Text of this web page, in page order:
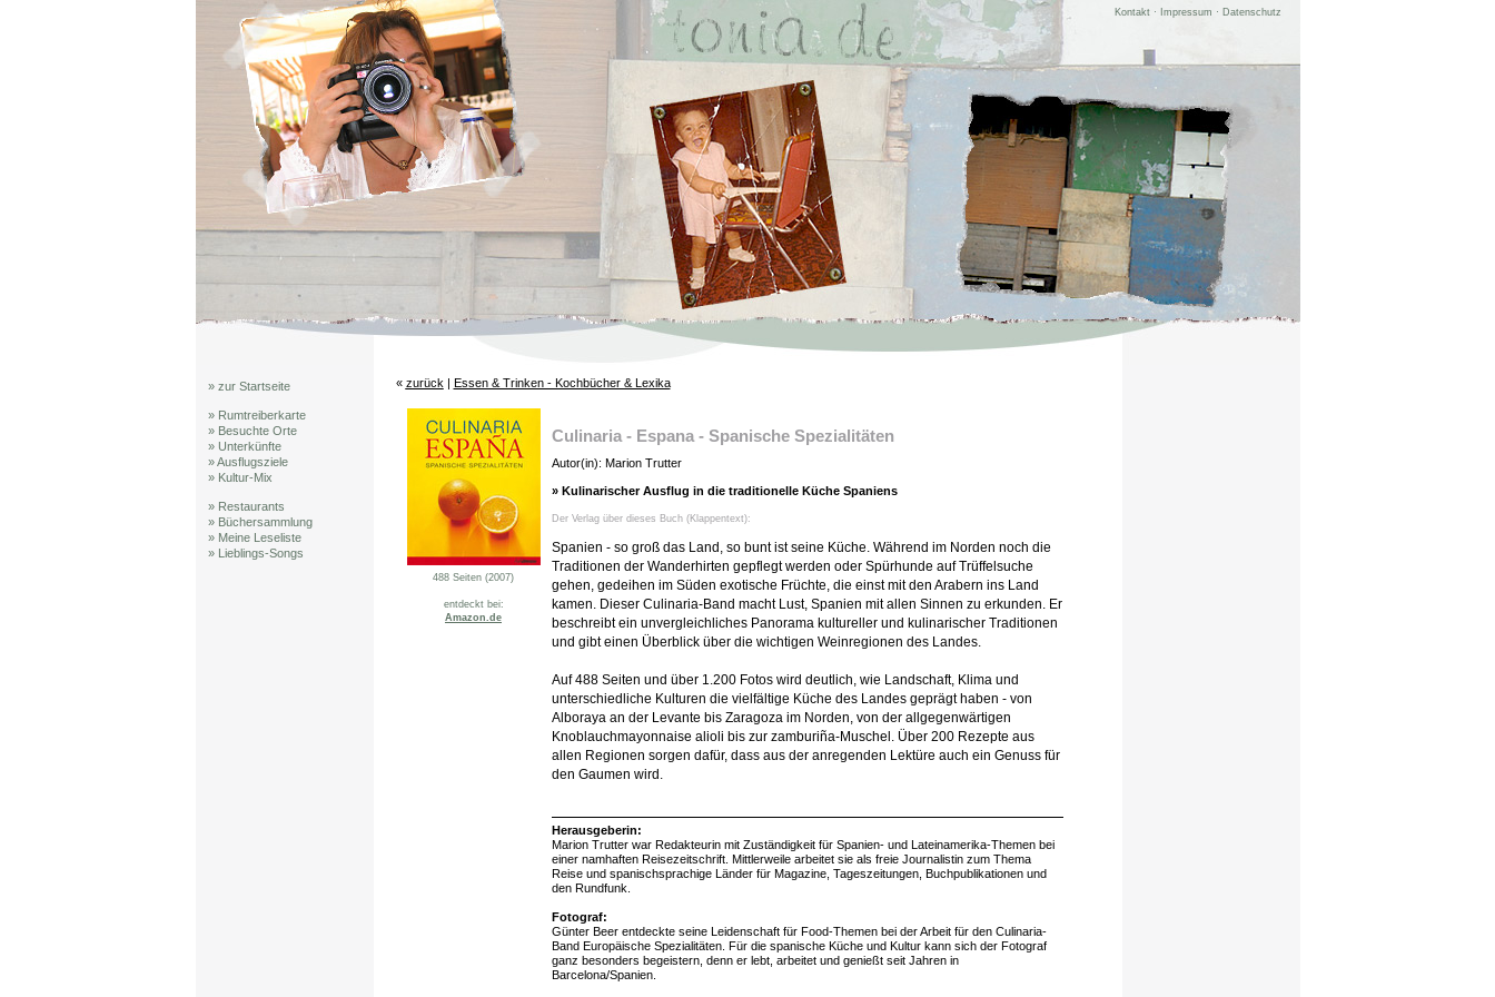
Kontakt· Impressum · Datenschutz
» zur Startseite
» Rumtreiberkarte
» Besuchte Orte
» Unterkünfte
» Ausflugsziele
» Kultur-Mix
» Restaurants
» Büchersammlung
» Meine Leseliste
» Lieblings-Songs
« zurück | Essen & Trinken - Kochbücher & Lexika
488 Seiten (2007)
entdeckt bei:
Amazon.de
Culinaria - Espana - Spanische Spezialitäten
Autor(in): Marion Trutter
» Kulinarischer Ausflug in die traditionelle Küche Spaniens
Der Verlag über dieses Buch (Klappentext):
Spanien - so groß das Land, so bunt ist seine Küche. Während im Norden noch die
Traditionen der Wanderhirten gepflegt werden oder Spürhunde auf Trüffelsuche
gehen, gedeihen im Süden exotische Früchte, die einst mit den Arabern ins Land
kamen. Dieser Culinaria-Band macht Lust, Spanien mit allen Sinnen zu erkunden. Er
beschreibt ein unvergleichliches Panorama kultureller und kulinarischer Traditionen
und gibt einen Überblick über die wichtigen Weinregionen des Landes.
Auf 488 Seiten und über 1.200 Fotos wird deutlich, wie Landschaft, Klima und
unterschiedliche Kulturen die vielfältige Küche des Landes geprägt haben - von
Alboraya an der Levante bis Zaragoza im Norden, von der allgegenwärtigen
Knoblauchmayonnaise alioli bis zur zamburiña-Muschel. Über 200 Rezepte aus
allen Regionen sorgen dafür, dass aus der anregenden Lektüre auch ein Genuss für
den Gaumen wird.
Herausgeberin:
Marion Trutter war Redakteurin mit Zuständigkeit für Spanien- und Lateinamerika-Themen bei
einer namhaften Reisezeitschrift. Mittlerweile arbeitet sie als freie Journalistin zum Thema
Reise und spanischsprachige Länder für Magazine, Tageszeitungen, Buchpublikationen und
den Rundfunk.
Fotograf:
Günter Beer entdeckte seine Leidenschaft für Food-Themen bei der Arbeit für den Culinaria-
Band Europäische Spezialitäten. Für die spanische Küche und Kultur kann sich der Fotograf
ganz besonders begeistern, denn er lebt, arbeitet und genießt seit Jahren in
Barcelona/Spanien.